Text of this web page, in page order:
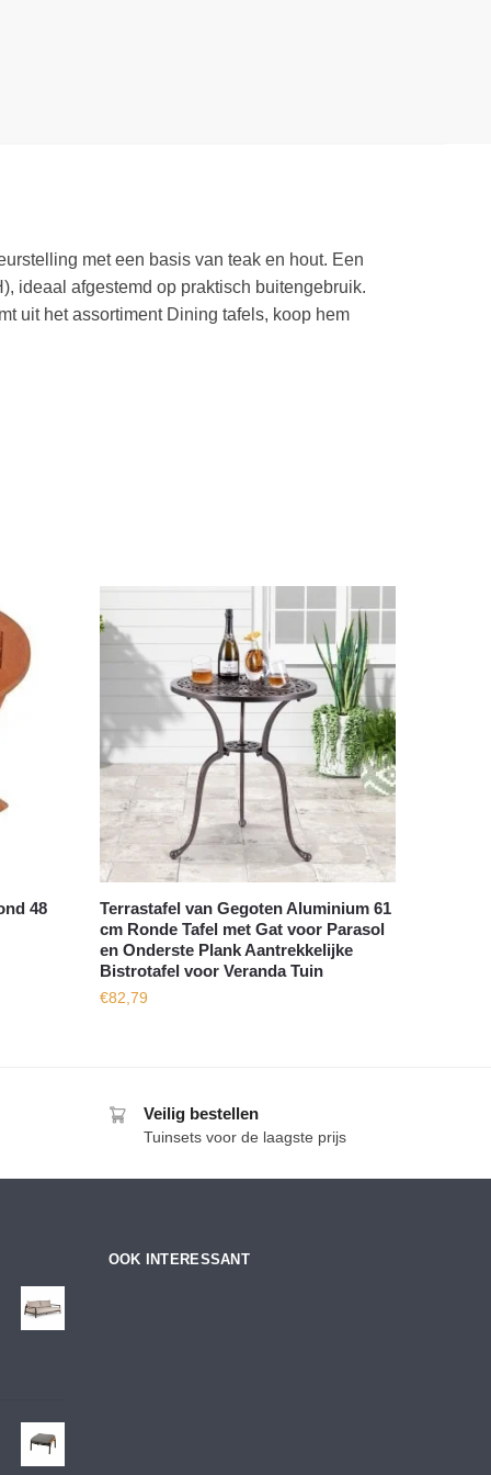
met een basis van teak en hout. Een
ideaal afgestemd op praktisch buitengebruik.
uit het assortiment Dining tafels, koop hem
48
Terrastafel van Gegoten Aluminium 61
cm Ronde Tafel met Gat voor Parasol
en Onderste Plank Aantrekkelijke
Bistrotafel voor Veranda Tuin
€82,79
Veilig bestellen
Tuinsets voor de laagste prijs
OOK INTERESSANT